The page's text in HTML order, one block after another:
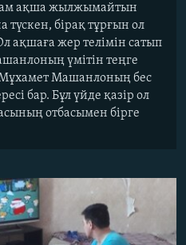
ақша жылжымайтын
түскен, бірақ тұрғын ол
ақшаға жер телімін сатып
үмітін теңге
Мұхамет Машанлоның бес
бар. Бұл үйде қазір ол
отбасымен бірге